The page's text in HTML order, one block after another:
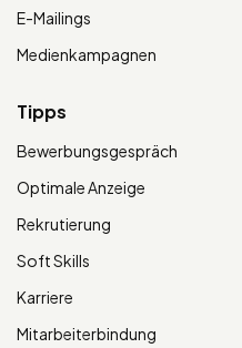
E-Mailings
Medienkampagnen
Tipps
Bewerbungsgespräch
Optimale Anzeige
Rekrutierung
Soft Skills
Karriere
Mitarbeiterbindung